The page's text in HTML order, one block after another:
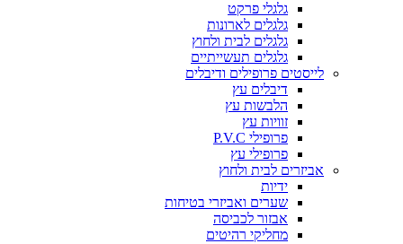
גלגלי פרקט
גלגלים לארונות
גלגלים לבית ולחוץ
גלגלים תעשייתיים
לייסטים פרופילים ודיבלים
דיבלים עץ
הלבשות עץ
זוויות עץ
פרופילי P.V.C
פרופילי עץ
אביזרים לבית ולחוץ
ידיות
שערים ואביזרי בטיחות
אבזור לכביסה
מחליקי רהיטים